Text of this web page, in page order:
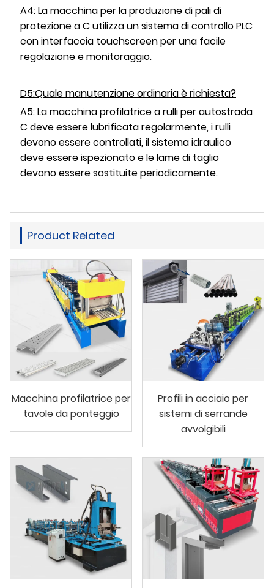
A4: La macchina per la produzione di pali di
protezione a C utilizza un sistema di controllo PLC
con interfaccia touchscreen per una facile
regolazione e monitoraggio.
D5:Quale manutenzione ordinaria è richiesta?
A5: La macchina profilatrice a rulli per autostrada
C deve essere lubrificata regolarmente, i rulli
devono essere controllati, il sistema idraulico
deve essere ispezionato e le lame di taglio
devono essere sostituite periodicamente.
Product Related
Macchina profilatrice per
tavole da ponteggio
Profili in acciaio per
sistemi di serrande
avvolgibili